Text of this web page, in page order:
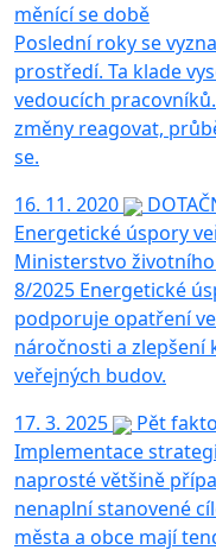
měnící se době
Poslední roky se
prostředí. Ta klade
vedoucích
změny reagovat,
se.
16. 11. 2020
Energetické úspory
Ministerstvo
8/2025 Energetické
podporuje opatření
náročnosti a
veřejných budov.
17. 3. 2025
Pět
Implementace
naprosté většině
nenaplní stanovené
města a obce mají